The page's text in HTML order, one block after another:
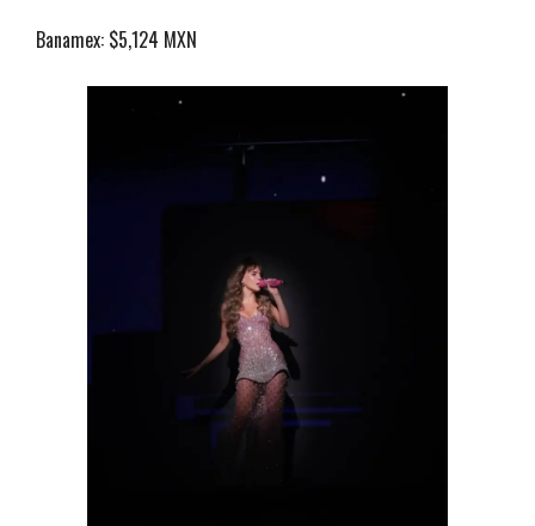
Banamex: $5,124 MXN